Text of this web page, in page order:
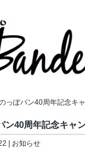
っぽパン40周年記念キ
ン40周年記念キャ
| お知らせ